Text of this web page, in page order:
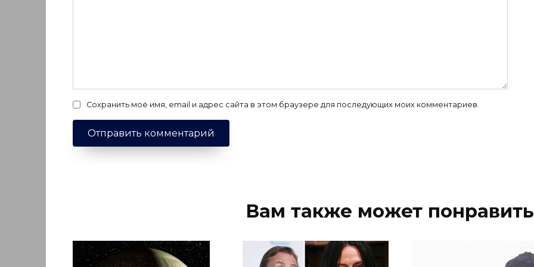
Сохранить моё имя, email и адрес сайта в этом браузере для последующих моих комментариев.
Вам также может